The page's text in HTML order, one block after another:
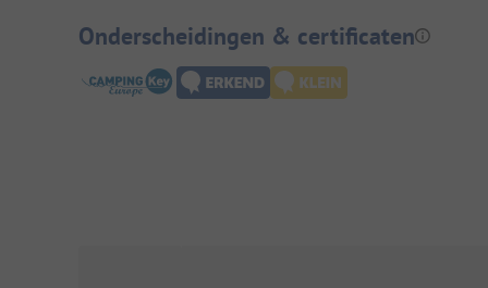
Onderscheidingen & certificaten